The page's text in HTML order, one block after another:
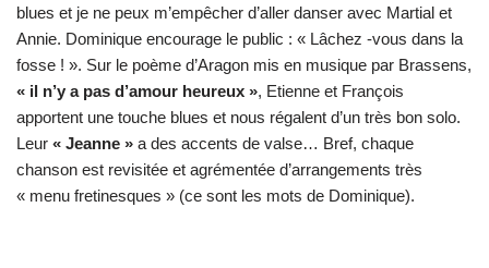
blues et je ne peux m’empêcher d’aller danser avec Martial et
Annie. Dominique encourage le public : « Lâchez -vous dans la
fosse ! ». Sur le poème d’Aragon mis en musique par Brassens,
« il n’y a pas d’amour heureux », Etienne et François
apportent une touche blues et nous régalent d’un très bon solo.
Leur « Jeanne » a des accents de valse… Bref, chaque
chanson est revisitée et agrémentée d’arrangements très
« menu fretinesques » (ce sont les mots de Dominique).